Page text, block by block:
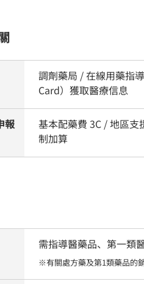
調劑藥局 / 在線用藥指
Card）獲取醫療信息
報
基本配藥費 3C / 地區
制加算
需指導醫藥品、第一類
※有關處方藥及第1類藥品的